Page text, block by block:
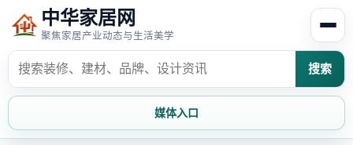
中华家居网
聚焦家居产业动态与生活美学
搜索
媒体入口